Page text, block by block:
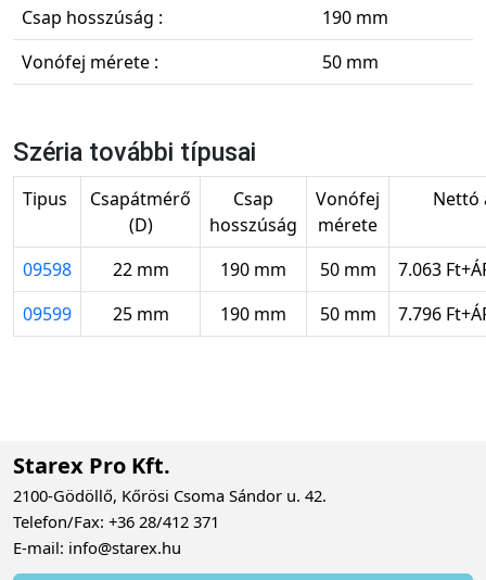
Csap hosszúság :
190 mm
Vonófej mérete :
50 mm
Széria további típusai
Tipus
Csapátmérő
(D)
Csap
hosszúság
Vonófej
mérete
Nettó
09598 22 mm 190 mm 50 mm
7.063
09599
25 mm 190 mm 50 mm 7.796
Starex Pro Kft.
2100-Gödöllő, Kőrösi Csoma Sándor u. 42.
Telefon/Fax: +36 28/412 371
E-mail: info@starex.hu